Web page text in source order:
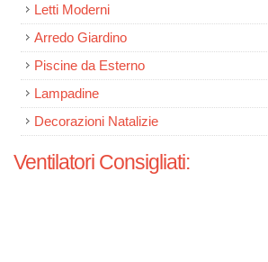
Letti Moderni
Arredo Giardino
Piscine da Esterno
Lampadine
Decorazioni Natalizie
Ventilatori Consigliati: